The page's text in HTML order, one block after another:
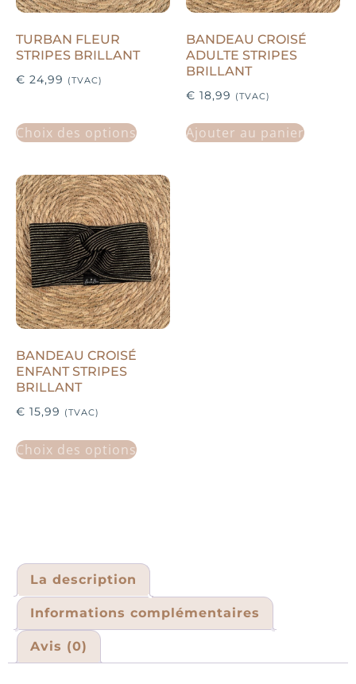
TURBAN FLEUR
STRIPES BRILLANT
€ 24,99 (TVAC)
Choix des options
BANDEAU CROISÉ
ADULTE STRIPES
BRILLANT
€ 18,99 (TVAC)
Ajouter au panier
BANDEAU CROISÉ
ENFANT STRIPES
BRILLANT
€ 15,99 (TVAC)
Choix des options
La description
Informations complémentaires
Avis (0)